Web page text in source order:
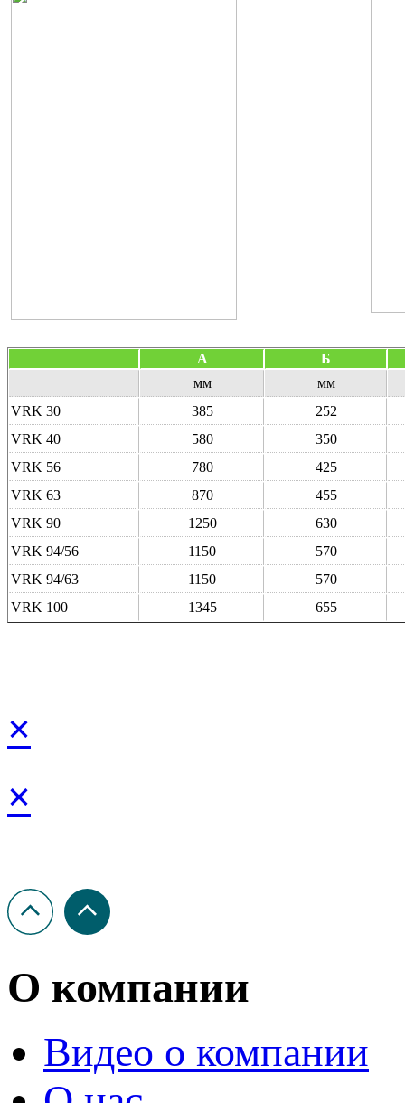
А
Б
мм
мм
VRK 30
385
252
VRK 40
580
350
VRK 56
780
425
VRK 63
870
455
VRK 90
1250
630
VRK 94/56
1150
570
VRK 94/63
1150
570
VRK 100
1345 655
×
×
О компании
Видео о компании